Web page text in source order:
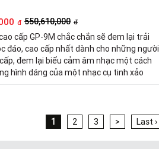
đ 550,610,000 đ
cấp GP-9M chắc chắn sẽ đem lại trải
đáo, cao cấp nhất dành cho những người
đem lại biểu cảm âm nhạc một cách
hình dáng của một nhạc cụ tinh xảo
1 2 3 > Last ›